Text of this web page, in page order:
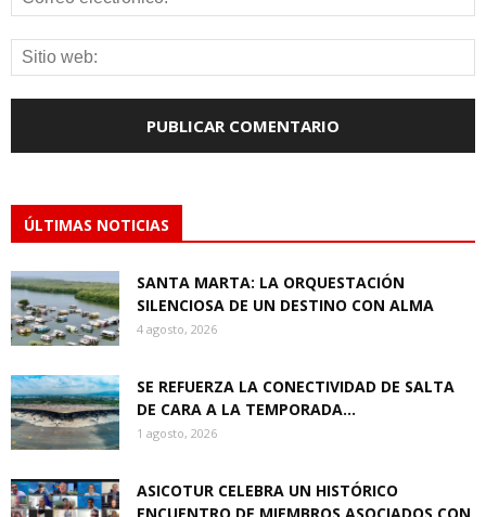
ÚLTIMAS NOTICIAS
SANTA MARTA: LA ORQUESTACIÓN
SILENCIOSA DE UN DESTINO CON ALMA
4 agosto, 2026
SE REFUERZA LA CONECTIVIDAD DE SALTA
DE CARA A LA TEMPORADA...
1 agosto, 2026
ASICOTUR CELEBRA UN HISTÓRICO